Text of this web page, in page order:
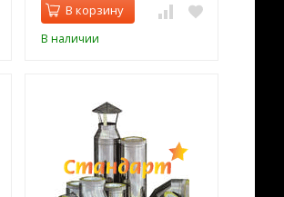
В корзину
В наличии